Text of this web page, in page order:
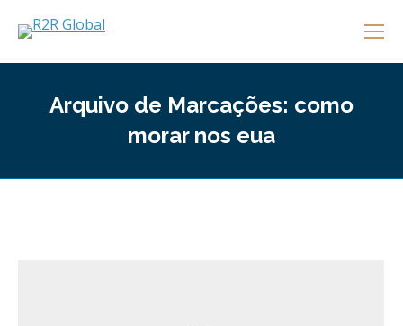
Arquivo de Marcações: como
morar nos eua